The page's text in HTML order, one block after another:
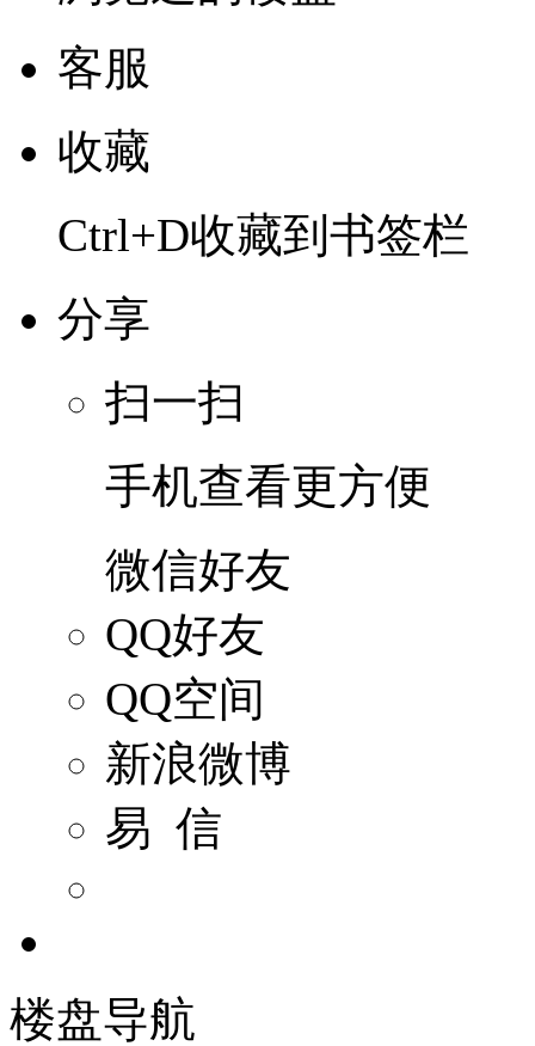
客服
收藏
Ctrl+D收藏到书签栏
分享
扫一扫
手机查看更方便
微信好友
QQ好友
QQ空间
新浪微博
易 信
楼盘导航